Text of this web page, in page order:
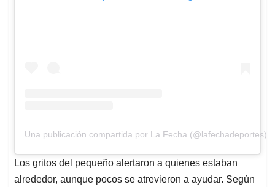
Una publicación compartida por La Fecha (@lafechadeportes)
Los gritos del pequeño alertaron a quienes estaban
alrededor, aunque pocos se atrevieron a ayudar. Según